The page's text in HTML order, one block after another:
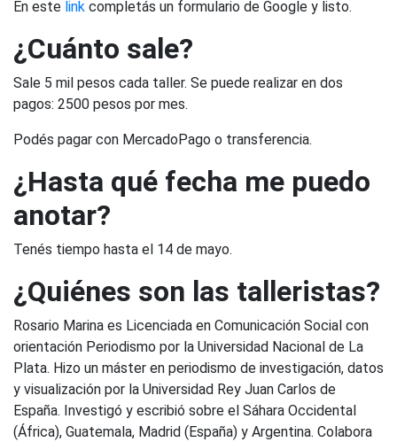
En este link completás un formulario de Google y listo.
¿Cuánto sale?
Sale 5 mil pesos cada taller. Se puede realizar en dos
pagos: 2500 pesos por mes.
Podés pagar con MercadoPago o transferencia.
¿Hasta qué fecha me puedo
anotar?
Tenés tiempo hasta el 14 de mayo.
¿Quiénes son las talleristas?
Rosario Marina es Licenciada en Comunicación Social con
orientación Periodismo por la Universidad Nacional de La
Plata. Hizo un máster en periodismo de investigación, datos
y visualización por la Universidad Rey Juan Carlos de
España. Investigó y escribió sobre el Sáhara Occidental
(África), Guatemala, Madrid (España) y Argentina. Colabora